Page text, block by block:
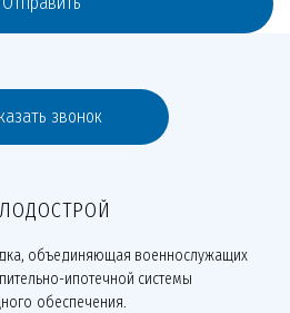
звонок
объединяющая военнослужащих
ипотечной системы
обеспечения.